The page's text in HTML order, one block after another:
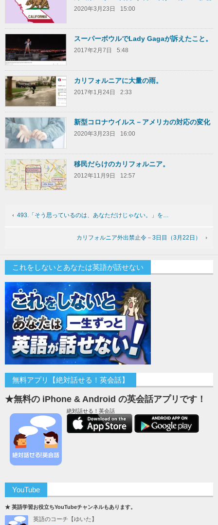
2020年3月23日 15:00
スーパーボウルでLady Gagaが訴えたこと。
2017年2月7日 5:48
カリフォルニアに大量の雨。
2017年1月24日 2:33
新型コロナウイルス－アメリカの対応の変化
2020年3月23日 16:00
移民だらけのカリフォルニア。
2012年11月9日 12:57
493.「そう思っているのは、あなただけじゃない。」を…
カリフォルニア外出禁止令－3日目（3月22日）
これをしないとあなたは英語が話せない
無料アプリ【絶対話せる！英会話】
★無料の iPhone & Android の英会話アプリです！
絶対話せる！英会話
YouTube
★ 英語学習お役立ちYouTubeチャンネルもあります。